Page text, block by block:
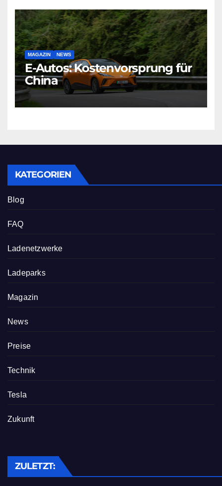
MAGAZIN NEWS
E-Autos: Kostenvorsprung für
China
KATEGORIEN
Blog
FAQ
Ladenetzwerke
Ladeparks
Magazin
News
Preise
Technik
Tesla
Zukunft
ZULETZT: